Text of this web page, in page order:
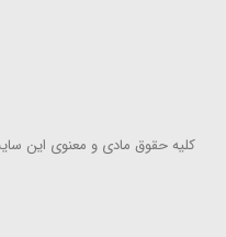
كلیه حقوق مادی و معنوی این